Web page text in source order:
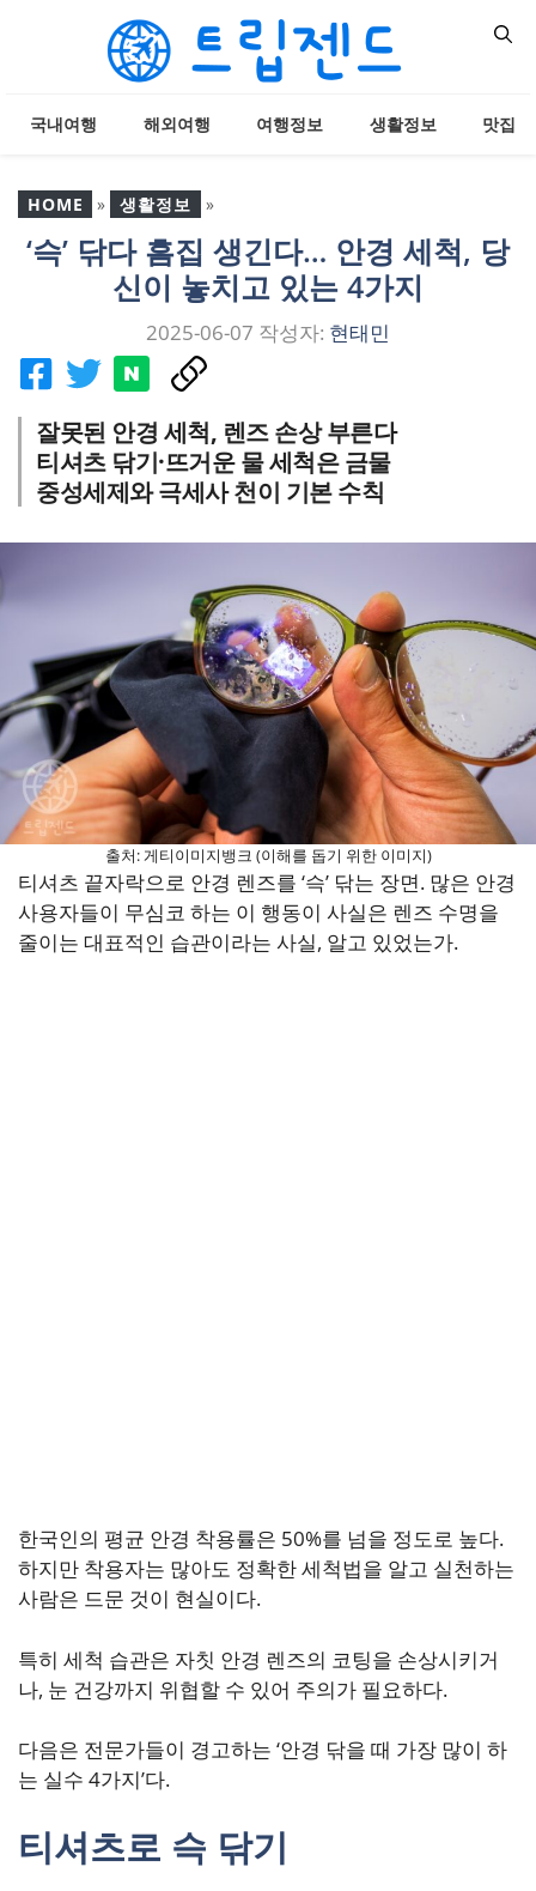
뛰
기
국내여행 해외여행 여행정보 생활정보 맛집
HOME » 생활정보 »
‘슥’ 닦다 흠집 생긴다… 안
경 세척, 당신이 놓치고 있
‘슥’ 닦다 흠집 생긴다… 안경 세척, 당
신이 놓치고 있는 4가지
2025-06-07 작성자: 현태민
잘못된 안경 세척, 렌즈 손상 부른다
티셔츠 닦기·뜨거운 물 세척은 금물
중성세제와 극세사 천이 기본 수칙
출처: 게티이미지뱅크 (이해를 돕기 위한 이미지)
티셔츠 끝자락으로 안경 렌즈를 ‘슥’ 닦는 장면. 많은 안경
사용자들이 무심코 하는 이 행동이 사실은 렌즈 수명을
줄이는 대표적인 습관이라는 사실, 알고 있었는가.
한국인의 평균 안경 착용률은 50%를 넘을 정도로 높다.
하지만 착용자는 많아도 정확한 세척법을 알고 실천하는
사람은 드문 것이 현실이다.
특히 세척 습관은 자칫 안경 렌즈의 코팅을 손상시키거
나, 눈 건강까지 위협할 수 있어 주의가 필요하다.
다음은 전문가들이 경고하는 ‘안경 닦을 때 가장 많이 하
는 실수 4가지’다.
티셔츠로 슥 닦기